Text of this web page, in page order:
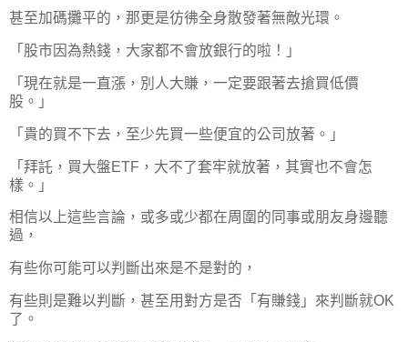
甚至加碼攤平的，那更是彷彿全身散發著無敵光環。
「股市因為熱錢，大家都不會放銀行的啦！」
「現在就是一直漲，別人大賺，一定要跟著去搶買低價
股。」
「貴的買不下去，至少先買一些便宜的公司放著。」
「拜託，買大盤ETF，大不了套牢就放著，其實也不會怎
樣。」
相信以上這些言論，或多或少都在周圍的同事或朋友身邊聽
過，
有些你可能可以判斷出來是不是對的，
有些則是難以判斷，甚至用對方是否「有賺錢」來判斷就OK
了。